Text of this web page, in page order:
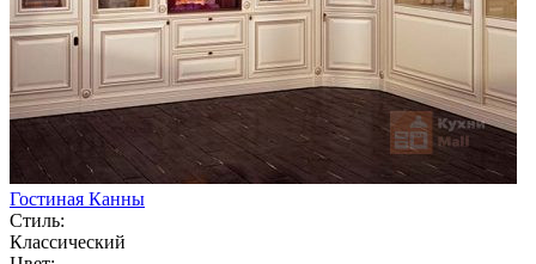
Гостиная Канны
Стиль:
Классический